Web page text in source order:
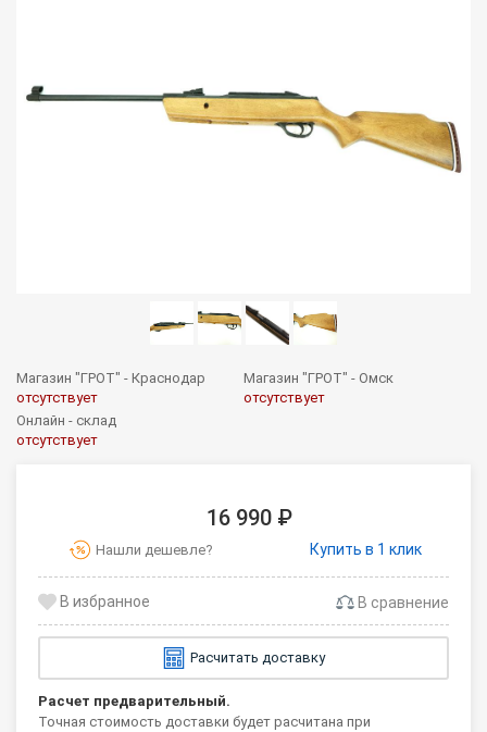
Магазин "ГРОТ" - Краснодар
отсутствует
Магазин "ГРОТ" - Омск
отсутствует
Онлайн - склад
отсутствует
16 990 ₽
Нашли дешевле? Купить в 1 клик
В сравнение
Расчитать доставку
Расчет предварительный.
Точная стоимость доставки будет расчитана при